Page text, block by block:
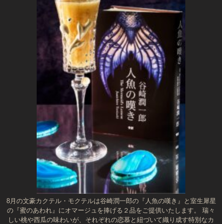
8月の文豪カクテル・モクテルは谷崎潤一郎の『人魚の嘆き』と室生犀星
の『蜜のあわれ』にオマージュを捧げる２品をご提供いたします。 瑞々
しい桃や西瓜の味わいが、それぞれの恋慕と紐づいて織り成す特別なカ